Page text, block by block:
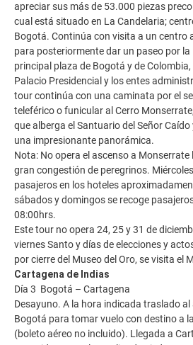
apreciar sus más de 53.000 piezas
cual está situado en La Candelaria;
Bogotá. Continúa con visita a un centro
para posteriormente dar un paseo por la
principal plaza de Bogotá y de
Palacio Presidencial y los entes
tour continúa con una caminata por el
teleférico o funicular al Cerro
que alberga el Santuario del Señor
una impresionante panorámica.
Nota: No opera el ascenso a
gran congestión de peregrinos.
pasajeros en los hoteles
sábados y domingos se recoge
08:00hrs.
Este tour no opera 24, 25 y 31 de
viernes Santo y días de elecciones y
por cierre del Museo del Oro, se visita el
Cartagena de Indias
Día 3 Bogotá – Cartagena
Desayuno. A la hora indicada traslado
Bogotá para tomar vuelo con destino a
(boleto aéreo no incluido). Llegada a